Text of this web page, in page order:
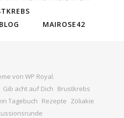
MAIROSE42
von WP Royal.
Gib acht auf Dich Brustkrebs
Tagebuch Rezepte Zöliakie